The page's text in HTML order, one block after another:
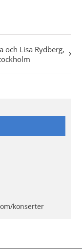
och Lisa Rydberg,
konserter